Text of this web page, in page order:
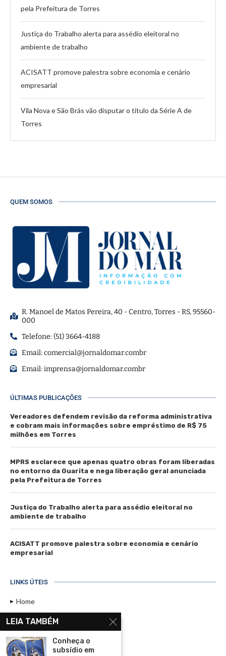
pela Prefeitura de Torres
Justiça do Trabalho alerta para assédio eleitoral no
ambiente de trabalho
ACISATT promove palestra sobre economia e cenário
empresarial
Vila Nova e São Brás vão disputar o título da Série A de
Torres
QUEM SOMOS
R. Manoel de Matos Pereira, 40 - Centro, Torres - RS, 95560-
000
Telefone: (51) 3664-4188
Email:comercial@jornaldomar.combr
Email:imprensa@jornaldomar.combr
ÚLTIMAS PUBLICAÇÕES
Vereadores defendem revisão da reforma administrativa
e cobram mais informações sobre empréstimo de R$ 75
milhões em Torres
MPRS esclarece que apenas quatro obras foram liberadas
no entorno da Guarita e nega liberação geral anunciada
pela Prefeitura de Torres
Justiça do Trabalho alerta para assédio eleitoral no
ambiente de trabalho
ACISATT promove palestra sobre economia e cenário
empresarial
LINKS ÚTEIS
Home
Assinar
Contato
Política de Privacidade
LEIA TAMBÉM
Conheça o
subsídio em